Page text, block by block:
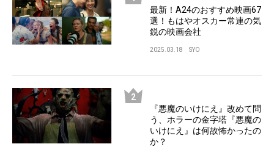
最新！A24のおすすめ映画67
選！もはやオスカー常連の気
鋭の映画会社
2025.03.18 SYO
『悪魔のいけにえ』改めて問
う、ホラーの金字塔『悪魔の
いけにえ』は何故怖かったの
か？